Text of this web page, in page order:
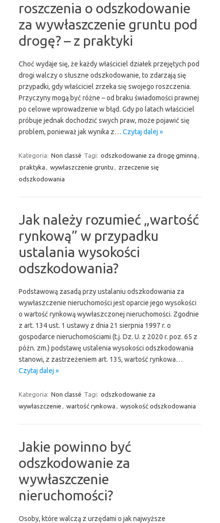
roszczenia o odszkodowanie
za wywłaszczenie gruntu pod
drogę? – z praktyki
Choć wydaje się, że każdy właściciel działek przejętych pod
drogi walczy o słuszne odszkodowanie, to zdarzają się
przypadki, gdy właściciel zrzeka się swojego roszczenia.
Przyczyny mogą być różne – od braku świadomości prawnej
po celowe wprowadzenie w błąd. Gdy po latach właściciel
próbuje jednak dochodzić swych praw, może pojawić się
problem, ponieważ jak wynika z… Czytaj dalej »
Kategoria: Non classé Tagi: odszkodowanie za drogę gminną ,
praktyka , wywłaszczenie gruntu , zrzeczenie się
odszkodowania
Jak należy rozumieć „wartość
rynkową” w przypadku
ustalania wysokości
odszkodowania?
Podstawową zasadą przy ustalaniu odszkodowania za
wywłaszczenie nieruchomości jest oparcie jego wysokości
o wartość rynkową wywłaszczonej nieruchomości. Zgodnie
z art. 134 ust. 1 ustawy z dnia 21 sierpnia 1997 r. o
gospodarce nieruchomościami (t.j. Dz. U. z 2020 r. poz. 65 z
późn. zm.) podstawę ustalenia wysokości odszkodowania
stanowi, z zastrzeżeniem art. 135, wartość rynkowa…
Czytaj dalej »
Kategoria: Non classé Tagi: odszkodowanie za
wywłaszczenie , wartość rynkowa , wysokość odszkodowania
Jakie powinno być
odszkodowanie za
wywłaszczenie
nieruchomości?
Osoby, które walczą z urzędami o jak najwyższe